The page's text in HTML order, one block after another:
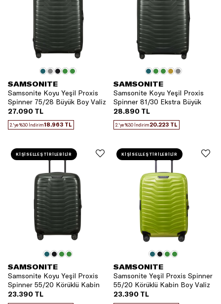
SAMSONITE
Samsonite Koyu Yeşil Proxis
Spinner 75/28 Büyük Boy Valiz
27.090 TL
2.'ye %30 İndirim18.963 TL
SAMSONITE
Samsonite Koyu Yeşil Proxis
Spinner 81/30 Ekstra Büyük
Boy Valiz
28.890 TL
2.'ye %30 İndirim20.223 TL
SAMSONITE
Samsonite Koyu Yeşil Proxis
Spinner 55/20 Körüklü Kabin
Boy Valiz
23.390 TL
KİŞİSELLEŞTİRİLEBİLİR
SAMSONITE
Samsonite Yeşil Proxis Spinner
55/20 Körüklü Kabin Boy Valiz
23.390 TL
KİŞİSELLEŞTİRİLEBİLİR